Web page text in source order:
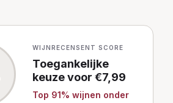
WIJNRECENSENT SCORE
Toegankelijke
keuzevoor €7,99
Top 91% wijnen onder